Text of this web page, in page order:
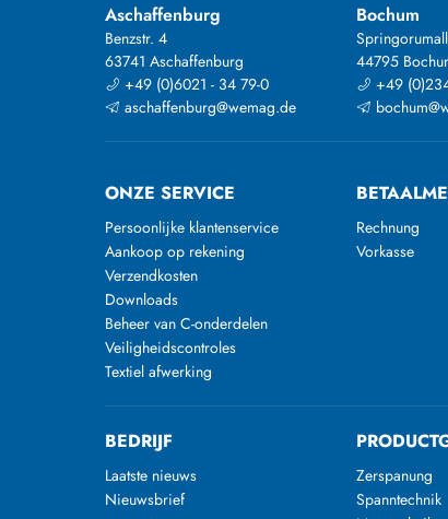
Aschaffenburg
Benzstr. 4
63741 Aschaffenburg
+49 (0)6021 - 34 79-0
aschaffenburg@wemag.de
Bochum
44795
+49
ONZE SERVICE
Persoonlijke klantenservice
Aankoop op rekening
Verzendkosten
Downloads
Beheer van C-onderdelen
Veiligheidscontroles
Textiel afwerking
Rechnung
Vorkasse
BEDRIJF
Laatste nieuws
Nieuwsbrief
Zerspanung
Spanntechnik